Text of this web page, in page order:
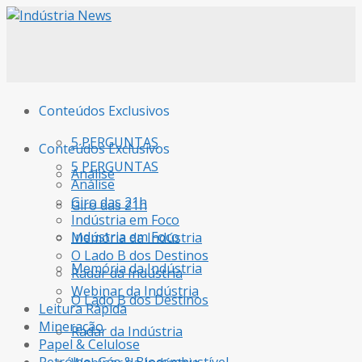
Conteúdos Exclusivos
5 PERGUNTAS
Análise
Giro das 21h
Indústria em Foco
Memória da Indústria
O Lado B dos Destinos
Radar da Indústria
Conteúdos Exclusivos
5 PERGUNTAS
Análise
Giro das 21h
Indústria em Foco
Memória da Indústria
O Lado B dos Destinos
Radar da Indústria
Webinar da Indústria
Leitura Rápida
Mineração
Papel & Celulose